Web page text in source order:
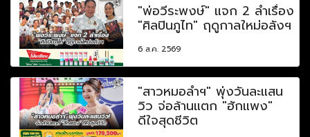
"พ่อวีระพงษ์" แจก 2 ลำเรื่อง
"ศิลปินภูไท" ฤดูกาลใหม่อลังฯ
6 ส.ค. 2569
"สาวหมอลำฯ" พุ่งวันละแสน
วิว จ่อล้านแตก "ฮักแพง"
ดีใจสุดชีวิต